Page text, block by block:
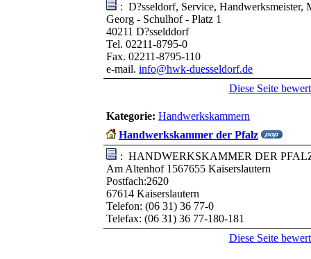
: D?sseldorf, Service, Handwerksmeister,
Georg - Schulhof - Platz 1
40211 D?sselddorf
Tel. 02211-8795-0
Fax. 02211-8795-110
e-mail. info@hwk-duesseldorf.de
Diese Seite
Kategorie: Handwerkskammern
Handwerkskammer der Pfalz
: HANDWERKSKAMMER DER
Am Altenhof 1567655 Kaiserslautern
Postfach:2620
67614 Kaiserslautern
Telefon: (06 31) 36 77-0
Telefax: (06 31) 36 77-180-181
Diese Seite